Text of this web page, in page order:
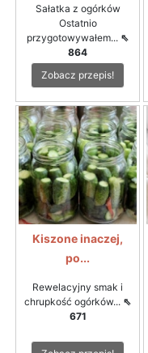
Sałatka z ogórków
Ostatnio
przygotowywałem... ⇖
864
Zobacz przepis!
Kiszone inaczej,
po...
Rewelacyjny smak i
chrupkość ogórków... ⇖
671